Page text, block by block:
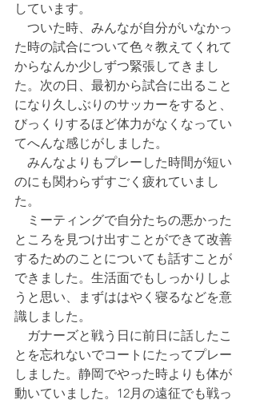
しています。
ついた時、みんなが自分がいなかっ
た時の試合について色々教えてくれて
からなんか少しずつ緊張してきまし
た。次の日、最初から試合に出ること
になり久しぶりのサッカーをすると、
びっくりするほど体力がなくなってい
てへんな感じがしました。
みんなよりもプレーした時間が短い
のにも関わらずすごく疲れていまし
た。
ミーティングで自分たちの悪かった
ところを見つけ出すことができて改善
するためのことについても話すことが
できました。生活面でもしっかりしよ
うと思い、まずははやく寝るなどを意
識しました。
ガナーズと戦う日に前日に話したこ
とを忘れないでコートにたってプレー
しました。静岡でやった時よりも体が
動いていました。12月の遠征でも戦っ